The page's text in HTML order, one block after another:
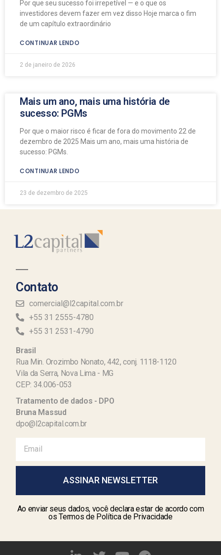
Por que seu sucesso foi irrepetível — e o que os
investidores devem fazer em vez disso Hoje marca o fim
de um capítulo extraordinário
CONTINUAR LENDO
2 de janeiro de 2026
Mais um ano, mais uma história de
sucesso: PGMs
Por que o maior risco é ficar de fora do movimento 22 de
dezembro de 2025 Mais um ano, mais uma história de
sucesso: PGMs.
CONTINUAR LENDO
23 de dezembro de 2025
Contato
comercial@l2capital.com.br
+55 31 2555-4780
+55 31 2531-4790
Brasil
Rua Min. Orozimbo Nonato, 442, conj. 1118-1120
Vila da Serra, Nova Lima - MG
CEP: 34.006-053
Tratamento de dados - DPO
Bruna Massud
dpo@l2capital.com.br
ASSINAR NEWSLETTER
Ao enviar seus dados, você declara estar de acordo com
os Termos de Política de Privacidade